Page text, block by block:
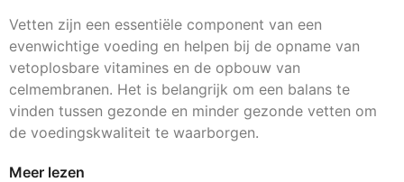
Vetten zijn een essentiële component van een
evenwichtige voeding en helpen bij de opname van
vetoplosbare vitamines en de opbouw van
celmembranen. Het is belangrijk om een balans te
vinden tussen gezonde en minder gezonde vetten om
de voedingskwaliteit te waarborgen.
Meer lezen